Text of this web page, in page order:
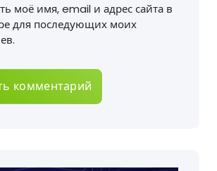
моё имя, email и адрес сайта в
для последующих моих